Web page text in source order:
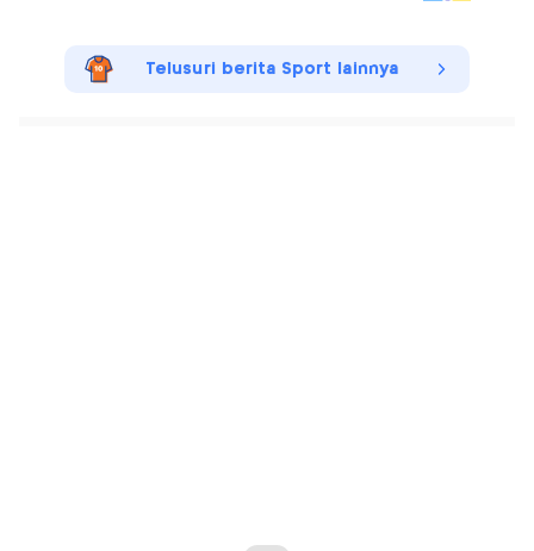
Telusuri berita Sport lainnya